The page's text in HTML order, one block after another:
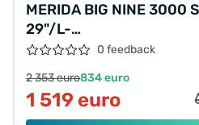
MERIDA BIG NINE 3000
29"/L-
48CM/12SPEED/
0 feedback
2 353 euro834 euro
1 519 euro